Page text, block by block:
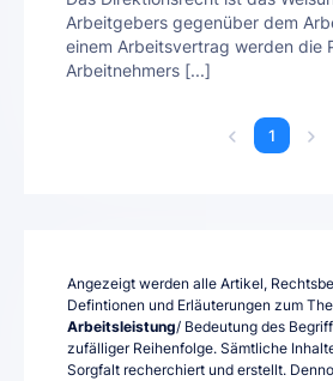
Arbeitgebers gegenüber dem
einem Arbeitsvertrag werden die
Arbeitnehmers [...]
1
Angezeigt werden alle Artikel,
Defintionen und Erläuterungen zum
Arbeitsleistung/ Bedeutung des
zufälliger Reihenfolge. Sämtliche
Sorgfalt recherchiert und erstellt.